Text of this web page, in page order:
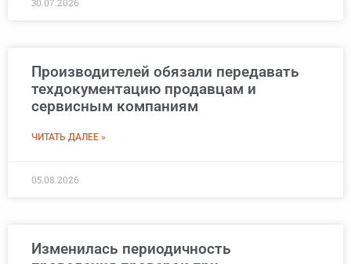
30.07.2026
Производителей обязали передавать
техдокументацию продавцам и
сервисным компаниям
ЧИТАТЬ ДАЛЕЕ »
05.08.2026
Изменилась периодичность